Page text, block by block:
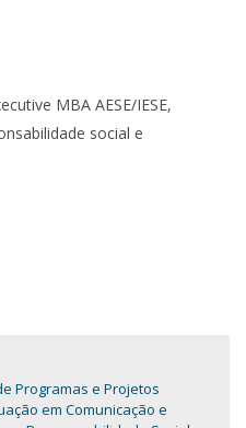
MBA AESE/IESE,
social e
Programas e Projetos
em Comunicação e